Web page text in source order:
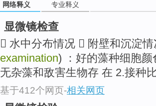
网络释义 专业释义
显微镜检查
 水中分布情况  附壁和沉淀
examination) ：好的藻种细胞
无杂藻和敌害生物存 在 2.接种
基于412个网页-相关网页